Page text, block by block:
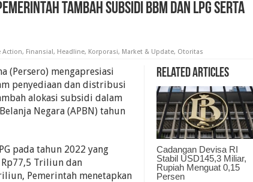
Tambah Subsidi BBM Dan LPG Serta
Action, Finansial, Headline, Korporasi, Market & Update, Otoritas
Related Articles
Cadangan Devisa RI
Stabil USD145,3 Miliar,
Rupiah Menguat 0,15
Persen
(Persero) mengapresiasi
penyediaan dan distribusi
alokasi subsidi dalam
Negara (APBN) tahun
pada tahun 2022 yang
Triliun dan
Pemerintah menetapkan